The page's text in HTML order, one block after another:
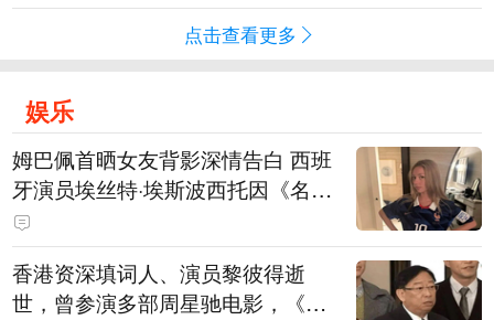
点击查看更多
娱乐
姆巴佩首晒女友背影深情告白 西班
牙演员埃丝特·埃斯波西托因《名校
风暴》走红
香港资深填词人、演员黎彼得逝
世，曾参演多部周星驰电影，《财